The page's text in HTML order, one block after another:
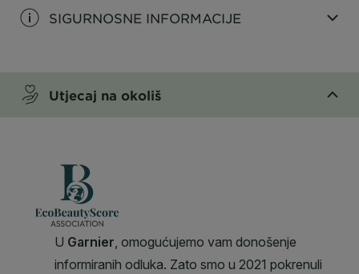
SIGURNOSNE INFORMACIJE
Utjecaj na okoliš